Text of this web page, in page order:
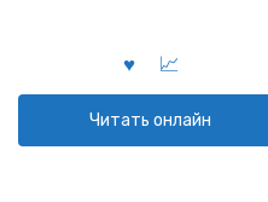
Читать онлайн